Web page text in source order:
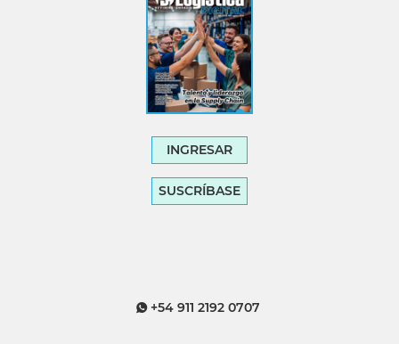
INGRESAR
SUSCRÍBASE
+54 911 2192 0707